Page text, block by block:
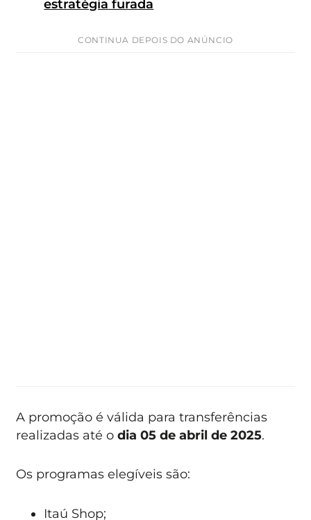
estratégia furada
CONTINUA DEPOIS DO ANÚNCIO
A promoção é válida para transferências
realizadas até odia 05 de abril de 2025.
Os programas elegíveis são:
Itaú Shop;